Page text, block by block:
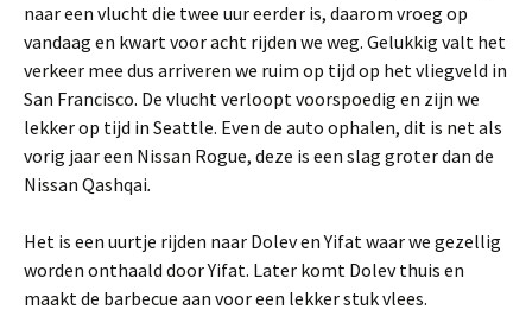
naar een vlucht die twee uur eerder is, daarom vroeg op
vandaag en kwart voor acht rijden we weg. Gelukkig valt het
verkeer mee dus arriveren we ruim op tijd op het vliegveld in
San Francisco. De vlucht verloopt voorspoedig en zijn we
lekker op tijd in Seattle. Even de auto ophalen, dit is net als
vorig jaar een Nissan Rogue, deze is een slag groter dan de
Nissan Qashqai.
Het is een uurtje rijden naar Dolev en Yifat waar we gezellig
worden onthaald door Yifat. Later komt Dolev thuis en
maakt de barbecue aan voor een lekker stuk vlees.